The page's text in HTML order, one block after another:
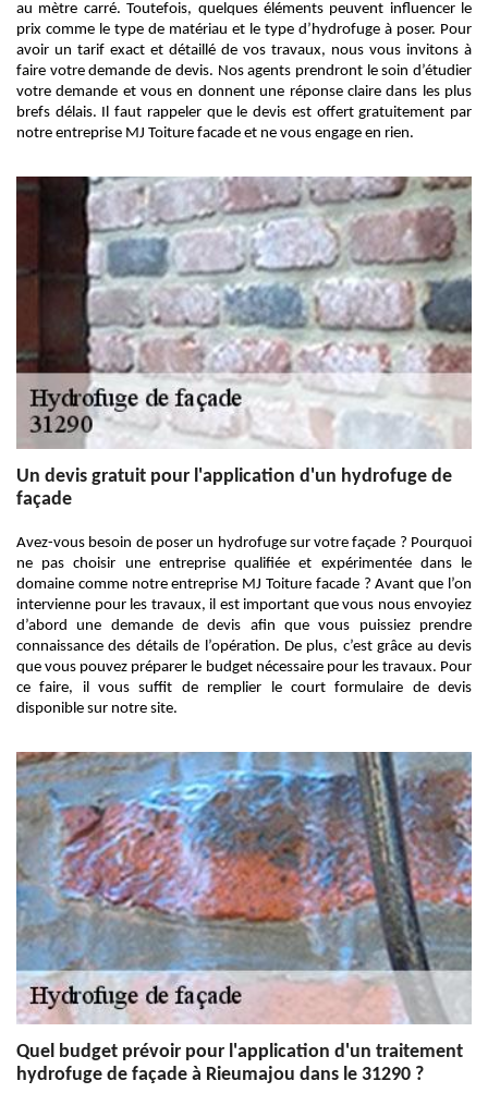
au mètre carré. Toutefois, quelques éléments peuvent influencer le
prix comme le type de matériau et le type d’hydrofuge à poser. Pour
avoir un tarif exact et détaillé de vos travaux, nous vous invitons à
faire votre demande de devis. Nos agents prendront le soin d’étudier
votre demande et vous en donnent une réponse claire dans les plus
brefs délais. Il faut rappeler que le devis est offert gratuitement par
notre entreprise MJ Toiture facade et ne vous engage en rien.
Un devis gratuit pour l'application d'un hydrofuge de
façade
Avez-vous besoin de poser un hydrofuge sur votre façade ? Pourquoi
ne pas choisir une entreprise qualifiée et expérimentée dans le
domaine comme notre entreprise MJ Toiture facade ? Avant que l’on
intervienne pour les travaux, il est important que vous nous envoyiez
d’abord une demande de devis afin que vous puissiez prendre
connaissance des détails de l’opération. De plus, c’est grâce au devis
que vous pouvez préparer le budget nécessaire pour les travaux. Pour
ce faire, il vous suffit de remplier le court formulaire de devis
disponible sur notre site.
Quel budget prévoir pour l'application d'un traitement
hydrofuge de façade à Rieumajou dans le 31290 ?